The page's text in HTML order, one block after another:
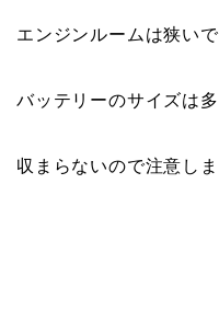
エンジンルームは狭い
バッテリーのサイズは
収まらないので注意しま